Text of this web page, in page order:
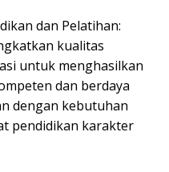
dan Pelatihan:
kualitas
untuk menghasilkan
dan berdaya
dengan kebutuhan
pendidikan karakter